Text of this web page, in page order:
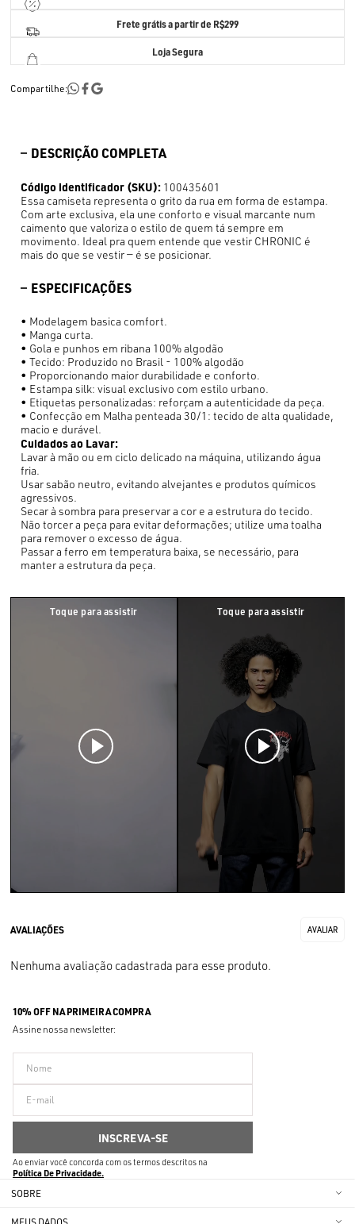
Frete grátis a partir de R$299
Loja Segura
Compartilhe:
DESCRIÇÃO COMPLETA
Código identificador (SKU): 100435601
Essa camiseta representa o grito da rua em forma de estampa.
Com arte exclusiva, ela une conforto e visual marcante num
caimento que valoriza o estilo de quem tá sempre em
movimento. Ideal pra quem entende que vestir CHRONIC é
mais do que se vestir — é se posicionar.
ESPECIFICAÇÕES
• Modelagem basica comfort.
• Manga curta.
• Gola e punhos em ribana 100% algodão
• Tecido: Produzido no Brasil - 100% algodão
• Proporcionando maior durabilidade e conforto.
• Estampa silk: visual exclusivo com estilo urbano.
• Etiquetas personalizadas: reforçam a autenticidade da peça.
• Confecção em Malha penteada 30/1: tecido de alta qualidade,
macio e durável.
Cuidados ao Lavar:
Lavar à mão ou em ciclo delicado na máquina, utilizando água
fria.
Usar sabão neutro, evitando alvejantes e produtos químicos
agressivos.
Secar à sombra para preservar a cor e a estrutura do tecido.
Não torcer a peça para evitar deformações; utilize uma toalha
para remover o excesso de água.
Passar a ferro em temperatura baixa, se necessário, para
manter a estrutura da peça.
Nenhuma avaliação cadastrada para esse produto.
10% OFF NA PRIMEIRA COMPRA
Assine nossa newsletter:
Ao enviar você concorda com os termos descritos na
Política De Privacidade
SOBRE